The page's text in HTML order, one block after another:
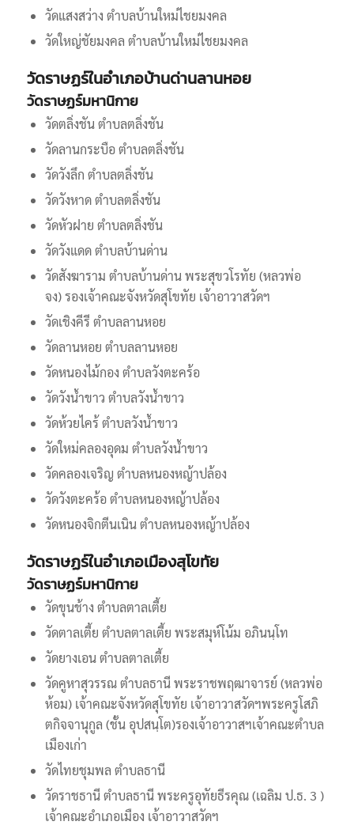
วัดแสงสว่าง ตำบลบ้านใหม่ไชยมงคล
วัดใหญ่ชัยมงคล ตำบลบ้านใหม่ไชยมงคล
วัดราษฏร์ในอำเภอบ้านด่านลานหอย
วัดราษฏร์มหานิกาย
วัดตลิ่งชัน ตำบลตลิ่งชัน
วัดลานกระบือ ตำบลตลิ่งชัน
วัดวังลึก ตำบลตลิ่งชัน
วัดวังหาด ตำบลตลิ่งชัน
วัดหัวฝาย ตำบลตลิ่งชัน
วัดวังแดด ตำบลบ้านด่าน
วัดสังฆาราม ตำบลบ้านด่าน พระสุขวโรทัย (หลวพ่อ
จง) รองเจ้าคณะจังหวัดสุโขทัย เจ้าอาวาสวัดฯ
วัดเชิงคีรี ตำบลลานหอย
วัดลานหอย ตำบลลานหอย
วัดหนองไม้กอง ตำบลวังตะคร้อ
วัดวังน้ำขาว ตำบลวังน้ำขาว
วัดห้วยไคร้ ตำบลวังน้ำขาว
วัดใหม่คลองอุดม ตำบลวังน้ำขาว
วัดคลองเจริญ ตำบลหนองหญ้าปล้อง
วัดวังตะคร้อ ตำบลหนองหญ้าปล้อง
วัดหนองจิกตีนเนิน ตำบลหนองหญ้าปล้อง
วัดราษฏร์ในอำเภอเมืองสุโขทัย
วัดราษฏร์มหานิกาย
วัดขุนช้าง ตำบลตาลเตี้ย
วัดตาลเตี้ย ตำบลตาลเตี้ย พระสมุห์โน้ม อภินนฺโท
วัดยางเอน ตำบลตาลเตี้ย
วัดคูหาสุวรรณ ตำบลธานี พระราชพฤฒาจารย์ (หลวพ่อ
ห้อม) เจ้าคณะจังหวัดสุโขทัย เจ้าอาวาสวัดฯพระครูโสภิ
ตกิจจานุกูล (ชั้น อุปสนฺโต)รองเจ้าอาวาสฯเจ้าคณะตำบล
เมืองเก่า
วัดไทยชุมพล ตำบลธานี
วัดราชธานี ตำบลธานี พระครูอุทัยธีรคุณ (เฉลิม ป.ธ. 3 )
เจ้าคณะอำเภอเมือง เจ้าอาวาสวัดฯ